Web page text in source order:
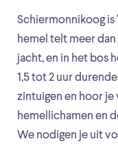
Schiermonnikoog is
hemel telt meer
jacht, en in het bos
1,5 tot 2 uur
zintuigen en hoor je
hemellichamen en
We nodigen je uit